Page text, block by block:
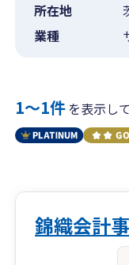
所在地
業種
1〜1件を表示し
錦織会計